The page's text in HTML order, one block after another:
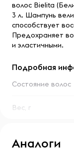
волос Bielita
3 л. Шампунь
способствует
Предохраняет
и эластичными.
Подробная
Состояние волос
Вес, г
Аналоги